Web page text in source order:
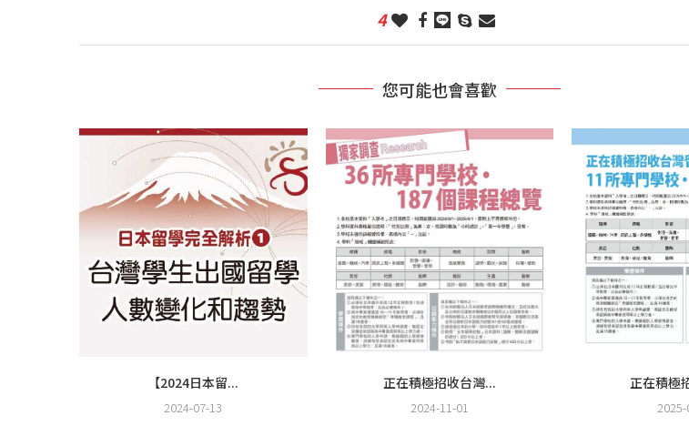
4
您可能也會喜歡
【2024日本留...
2024-07-13
正在積極招收台灣...
2024-11-01
正在積極